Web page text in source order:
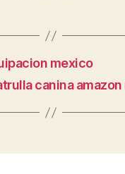
mexico
canina